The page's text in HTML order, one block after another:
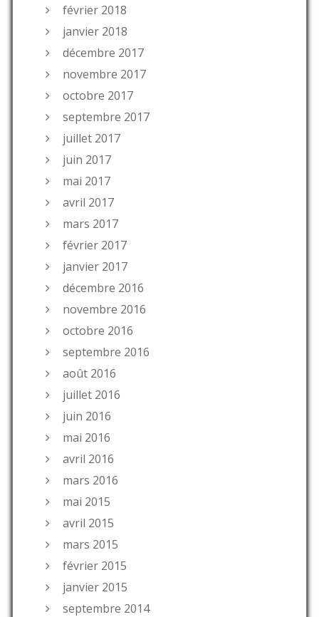
février 2018
janvier 2018
décembre 2017
novembre 2017
octobre 2017
septembre 2017
juillet 2017
juin 2017
mai 2017
avril 2017
mars 2017
février 2017
janvier 2017
décembre 2016
novembre 2016
octobre 2016
septembre 2016
août 2016
juillet 2016
juin 2016
mai 2016
avril 2016
mars 2016
mai 2015
avril 2015
mars 2015
février 2015
janvier 2015
septembre 2014